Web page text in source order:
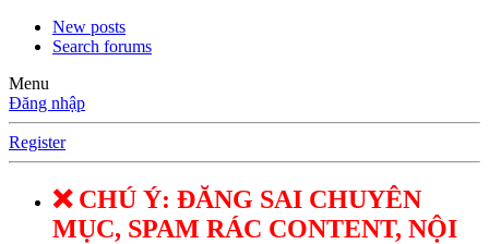
New posts
Search forums
Menu
Đăng nhập
Register
❌ CHÚ Ý: ĐĂNG SAI CHUYÊN
MỤC, SPAM RÁC CONTENT, NỘI